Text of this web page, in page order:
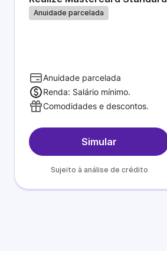
Anuidade parcelada
Anuidade parcelada
Renda: Salário mínimo.
Comodidades e descontos.
Simular
Sujeito à análise de crédito